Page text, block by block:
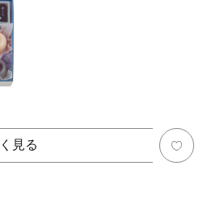
見る